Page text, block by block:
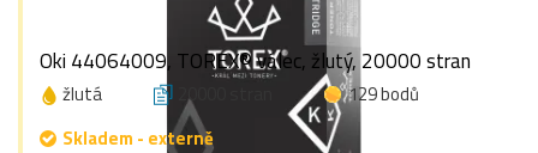
Oki 44064009, TOREX® válec, žlutý, 20000 stran
žlutá 20000 stran
129 bodů
Skladem - externě